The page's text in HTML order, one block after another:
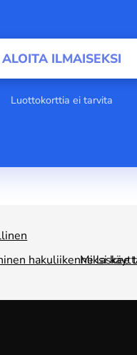
ALOITA ILMAISEKSI
Luottokorttia ei tarvita
hakuliikenneMiksi